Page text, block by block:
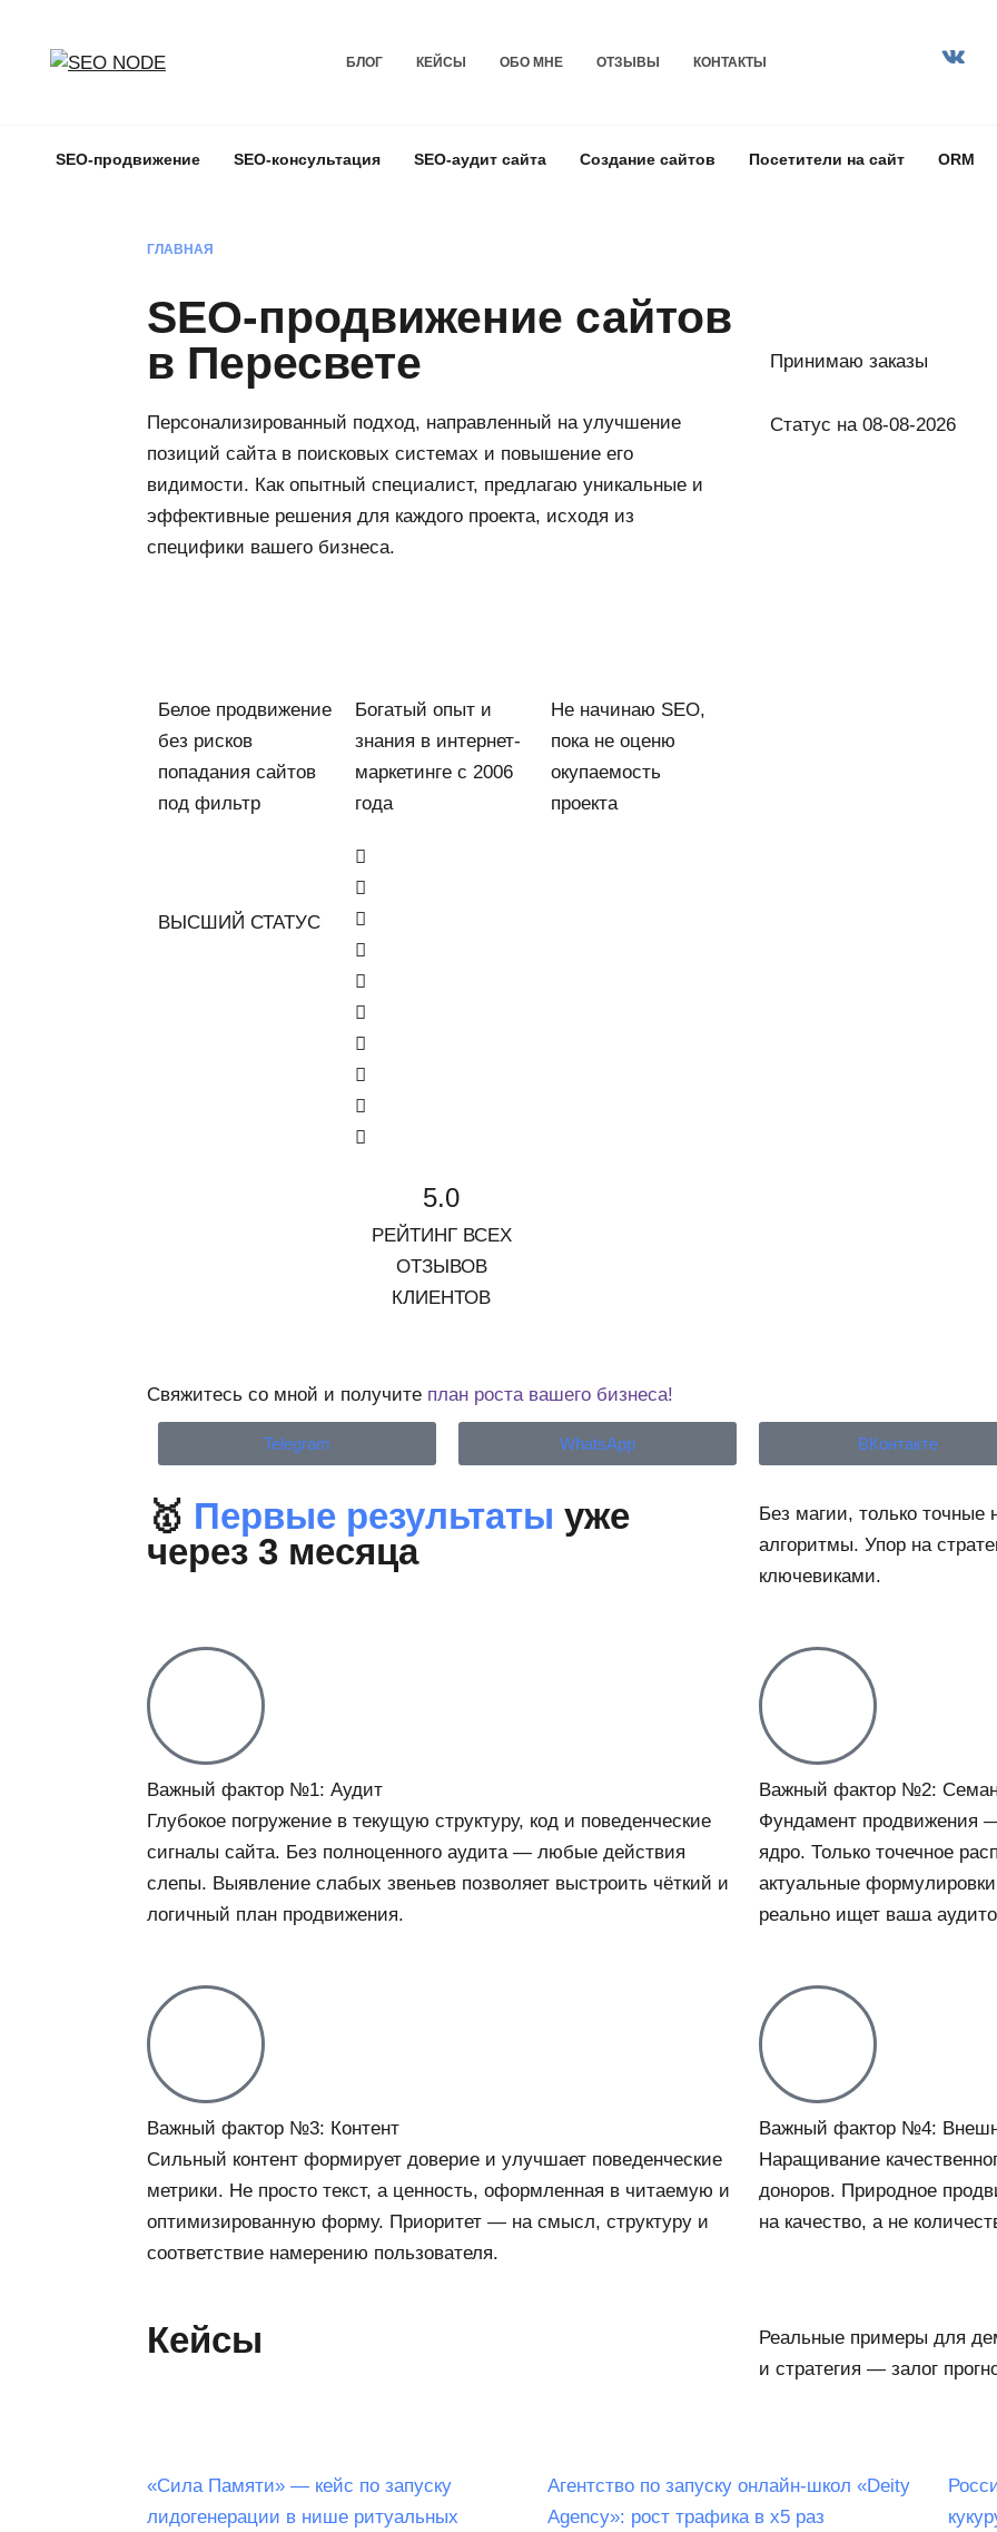
БЛОГ КЕЙСЫ ОБО МНЕ ОТЗЫВЫ КОНТАКТЫ
SEO-продвижение SEO-консультация SEO-аудит сайта Создание сайтов Посетители на сайт ORM
ГЛАВНАЯ
SEO-продвижение сайтов
в Пересвете
Персонализированный подход, направленный на улучшение
позиций сайта в поисковых системах и повышение его
видимости. Как опытный специалист, предлагаю уникальные и
эффективные решения для каждого проекта, исходя из
специфики вашего бизнеса.
Белое продвижение
без рисков
попадания сайтов
под фильтр
Богатый опыт и
знания в интернет-
маркетинге с 2006
года
Не начинаю SEO,
пока не оценю
окупаемость
проекта
ВЫСШИЙ СТАТУС
5.0
РЕЙТИНГ ВСЕХ
ОТЗЫВОВ
КЛИЕНТОВ
Принимаю заказы
Статус на 08-08-2026
Свяжитесь со мной и получите план роста вашего бизнеса!
Telegram WhatsApp ВКонтакте
🥇 Первые результаты уже
через 3 месяца
Без магии, только точные
алгоритмы. Упор на
ключевиками.
Важный фактор №1: Аудит
Глубокое погружение в текущую структуру, код и поведенческие
сигналы сайта. Без полноценного аудита — любые действия
слепы. Выявление слабых звеньев позволяет выстроить чёткий и
логичный план продвижения.
Важный фактор №2:
Фундамент продвижения
ядро. Только точечное
актуальные
реально ищет ваша
Важный фактор №3: Контент
Сильный контент формирует доверие и улучшает поведенческие
метрики. Не просто текст, а ценность, оформленная в читаемую и
оптимизированную форму. Приоритет — на смысл, структуру и
соответствие намерению пользователя.
Важный фактор №4:
Наращивание
доноров. Природное
на качество, а не
Кейсы
Реальные примеры для
и стратегия — залог
«Сила Памяти» — кейс по запуску
лидогенерации в нише ритуальных
Агентство по запуску онлайн-школ «Deity
Agency»: рост трафика в х5 раз